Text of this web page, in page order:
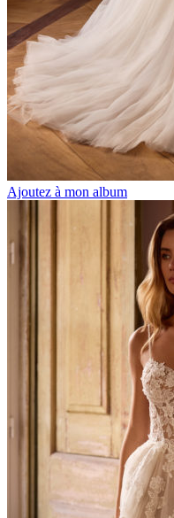
Ajoutez à mon album